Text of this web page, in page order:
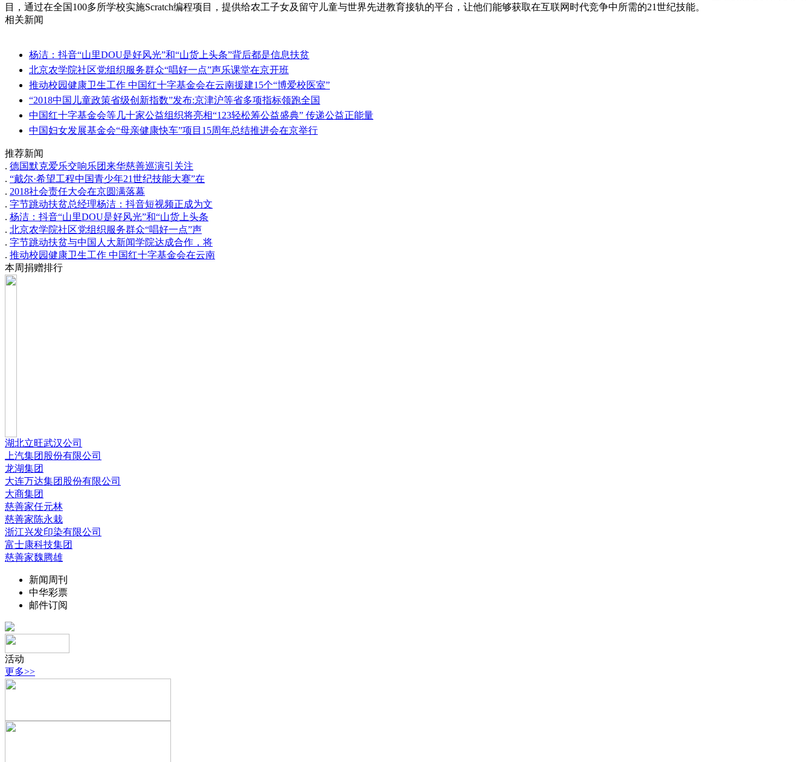
目，通过在全国100多所学校实施Scratch编程项目，提供给农工子女及留守儿童与世界先进教育接轨的平台，让他们能够获取在互联网时代竞争中所需的21世纪技能。
相关新闻
杨洁：抖音“山里DOU是好风光”和“山货上头条”背后都是信息扶贫
北京农学院社区党组织服务群众“唱好一点”声乐课堂在京开班
推动校园健康卫生工作 中国红十字基金会在云南援建15个“博爱校医室”
“2018中国儿童政策省级创新指数”发布:京津沪等省多项指标领跑全国
中国红十字基金会等几十家公益组织将亮相“123轻松筹公益盛典” 传递公益正能量
中国妇女发展基金会“母亲健康快车”项目15周年总结推进会在京举行
推荐新闻
. 德国默克爱乐交响乐团来华慈善巡演引关注
. “戴尔·希望工程中国青少年21世纪技能大赛”在
. 2018社会责任大会在京圆满落幕
. 字节跳动扶贫总经理杨洁：抖音短视频正成为文
. 杨洁：抖音“山里DOU是好风光”和“山货上头条
. 北京农学院社区党组织服务群众“唱好一点”声
. 字节跳动扶贫与中国人大新闻学院达成合作，将
. 推动校园健康卫生工作 中国红十字基金会在云南
本周捐赠排行
湖北立旺武汉公司
上汽集团股份有限公司
龙湖集团
大连万达集团股份有限公司
大商集团
慈善家任元林
慈善家陈永栽
浙江兴发印染有限公司
富士康科技集团
慈善家魏腾雄
新闻周刊
中华彩票
邮件订阅
活动
更多>>